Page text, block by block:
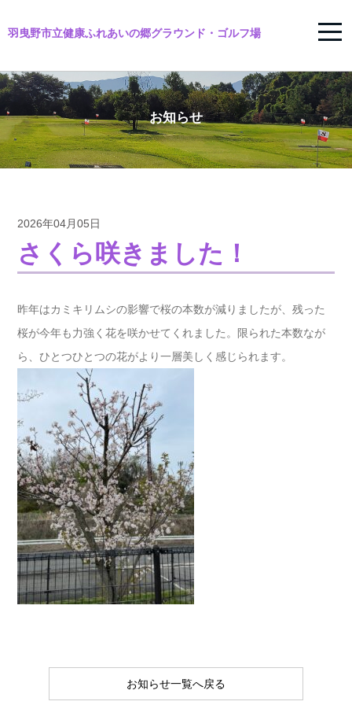
羽曳野市立健康ふれあいの郷グラウンド・ゴルフ場
お知らせ
2026年04月05日
さくら咲きました！
昨年はカミキリムシの影響で桜の本数が減りましたが、残った
桜が今年も力強く花を咲かせてくれました。限られた本数なが
ら、ひとつひとつの花がより一層美しく感じられます。
お知らせ一覧へ戻る